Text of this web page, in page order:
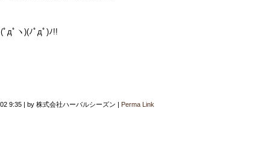
дﾟヽ)(ﾉﾟдﾟ)ﾉ!!
9:35 by 株式会社ハーバルシーズン Perma Link